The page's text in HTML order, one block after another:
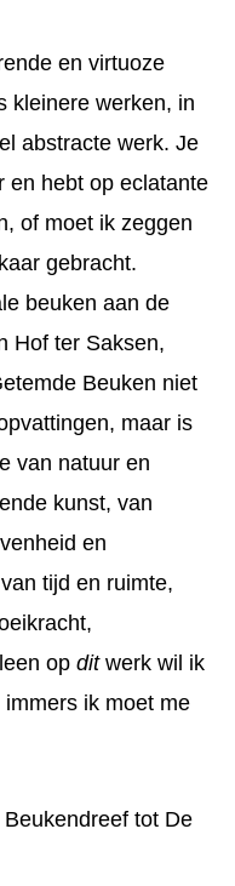
en virtuoze
kleinere werken, in
abstracte werk. Je
en hebt op eclatante
of moet ik zeggen
gebracht.
beuken aan de
Hof ter Saksen,
Beuken niet
maar is
van natuur en
kunst, van
en
tijd en ruimte,
op dit werk wil ik
ik moet me
tot De